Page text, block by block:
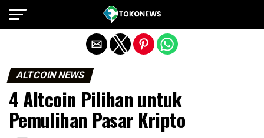
ALTCOIN NEWS
4 Altcoin Pilihan untuk
Pemulihan Pasar Kripto
Exit mobile version